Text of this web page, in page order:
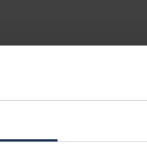
gebruiken zijn